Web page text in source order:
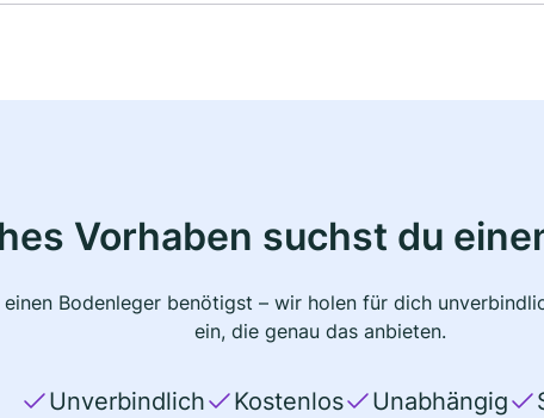
Vorhaben suchst du
Bodenleger benötigst – wir holen für dich
ein, die genau das anbieten.
Unverbindlich Kostenlos Unabhängig